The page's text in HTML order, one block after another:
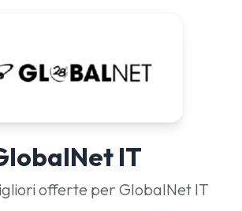
IT
offerte per GlobalNet IT